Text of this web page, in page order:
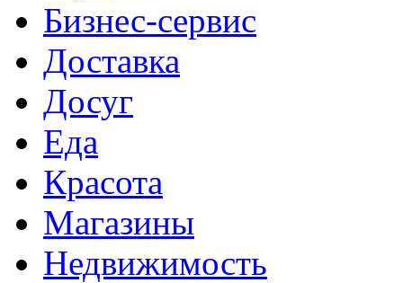
Бизнес-сервис
Доставка
Досуг
Еда
Красота
Магазины
Недвижимость